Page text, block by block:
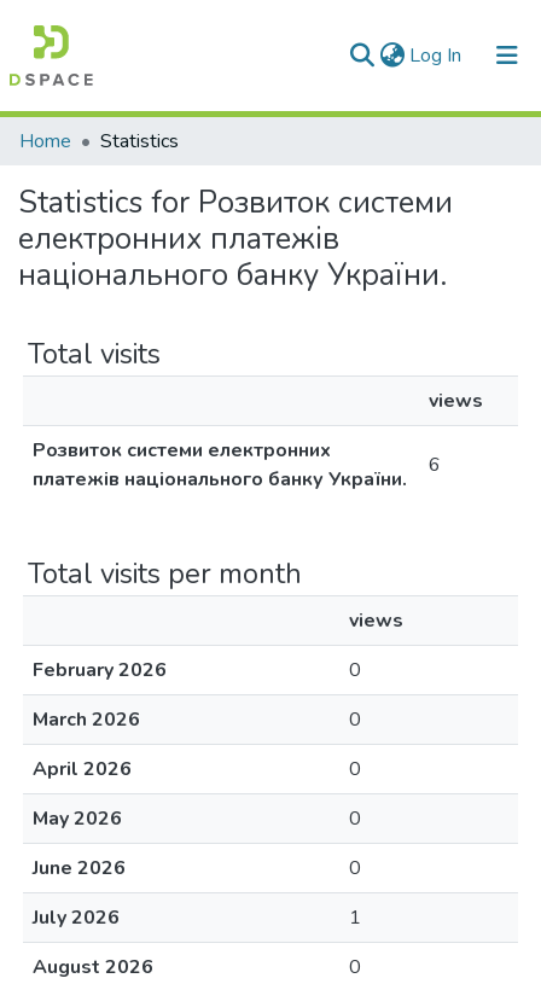
Log In (current)
Communities & Collections
All of DSpace
Home Statistics
Statistics for Розвиток системи
електронних платежів
національного банку України.
Total visits
views
Розвиток системи електронних
платежів національного банку України.
6
Total visits per month
views
February 2026
0
March 2026
0
April 2026
0
May 2026
0
June 2026
0
July 2026
1
August 2026
0